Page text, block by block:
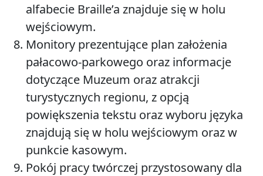
alfabecie Braille’a znajduje się w holu
wejściowym.
Monitory prezentujące plan założenia
pałacowo-parkowego oraz informacje
dotyczące Muzeum oraz atrakcji
turystycznych regionu, z opcją
powiększenia tekstu oraz wyboru języka
znajdują się w holu wejściowym oraz w
punkcie kasowym.
Pokój pracy twórczej przystosowany dla